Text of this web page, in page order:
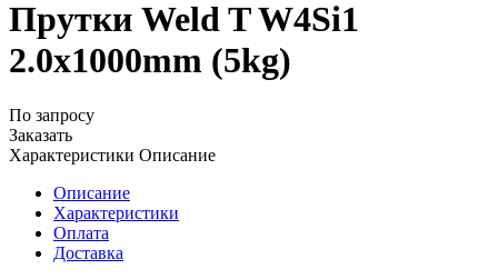
Прутки Weld T W4Si1
2.0x1000mm (5kg)
По запросу
Заказать
Характеристики Описание
Описание
Характеристики
Оплата
Доставка